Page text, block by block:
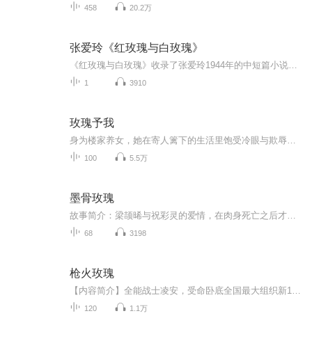
458 20.2万
张爱玲《红玫瑰与白玫瑰》
1 3910
玫瑰予我
100 5.5万
墨骨玫瑰
68 3198
枪火玫瑰
120 1.1万